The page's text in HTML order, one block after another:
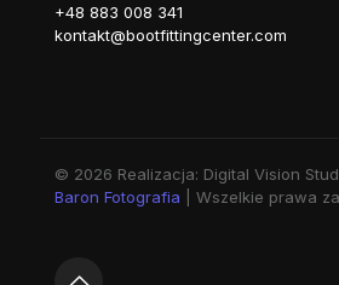
+48 883 008 341
kontakt@bootfittingcenter.com
© 2026 Realizacja: Digital Vision
Baron Fotografia | Wszelkie prawa